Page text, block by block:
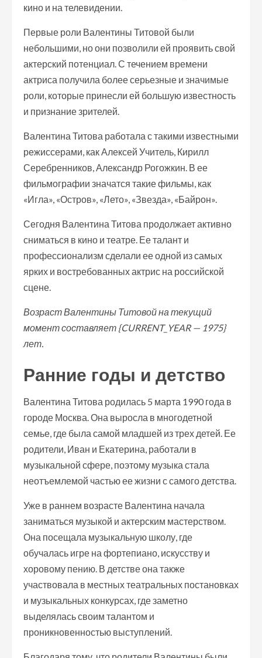
кино и на телевидении.
Первые роли Валентины Титовой были
небольшими, но они позволили ей проявить свой
актерский потенциал. С течением времени
актриса получила более серьезные и значимые
роли, которые принесли ей большую известность
и признание зрителей.
Валентина Титова работала с такими известными
режиссерами, как Алексей Учитель, Кирилл
Серебренников, Александр Рогожкин. В ее
фильмографии значатся такие фильмы, как
«Игла», «Остров», «Лето», «Звезда», «Байрон».
Сегодня Валентина Титова продолжает активно
сниматься в кино и театре. Ее талант и
профессионализм сделали ее одной из самых
ярких и востребованных актрис на российской
сцене.
Возраст Валентины Титовой на текущий
момент составляет {CURRENT_YEAR — 1975}
лет.
Ранние годы и детство
Валентина Титова родилась 5 марта 1990 года в
городе Москва. Она выросла в многодетной
семье, где была самой младшей из трех детей. Ее
родители, Иван и Екатерина, работали в
музыкальной сфере, поэтому музыка стала
неотъемлемой частью ее жизни с самого детства.
Уже в раннем возрасте Валентина начала
заниматься музыкой и актерским мастерством.
Она посещала музыкальную школу, где
обучалась игре на фортепиано, искусству и
хоровому пению. В детстве она также
участвовала в местных театральных постановках
и музыкальных конкурсах, где заметно
выделялась своим талантом и
проникновенностью выступлений.